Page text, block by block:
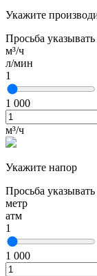
Укажите
Просьба
м³/ч
л/мин
1
1 000
м³/ч
Укажите напор
Просьба
метр
атм
1
1 000